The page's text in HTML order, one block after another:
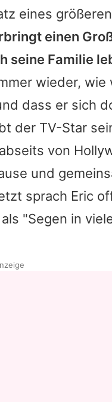
eines
einen
seine Familie
wieder, wie
dass er sich
der TV-Star
von
und
sprach Eric
"Segen in